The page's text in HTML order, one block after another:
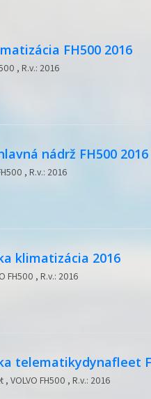
FH500 2016
, R.v.: 2016
nádrž FH500 2016
, R.v.: 2016
klimatizácia 2016
FH500 , R.v.: 2016
telematikydynafleet
VOLVO FH500 , R.v.: 2016